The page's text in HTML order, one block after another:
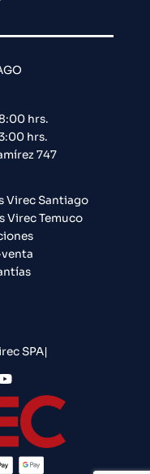
hrs.
hrs.
747​
Virec Santiago
Virec Temuco
SPA|